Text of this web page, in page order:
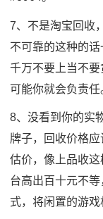
7、不是淘宝回收
不可靠的这种的
千万不要上当不
可能你就会负责任
8、没看到你的实
牌子，回收价格
估价，像上品收
台高出百十元不
式，将闲置的游戏